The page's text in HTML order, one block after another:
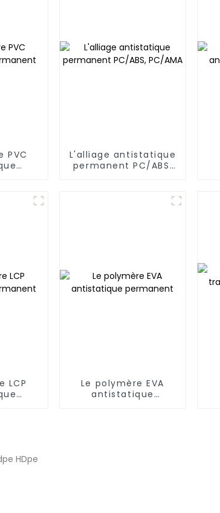
PVC
L'alliage antistatique
permanent PC/ABS,
LCP
Le polymère EVA
antistatique